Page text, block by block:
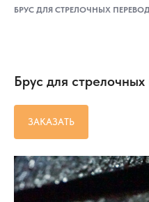
БРУС ДЛЯ СТРЕЛОЧНЫХ
Брус для
ЗАКАЗАТЬ